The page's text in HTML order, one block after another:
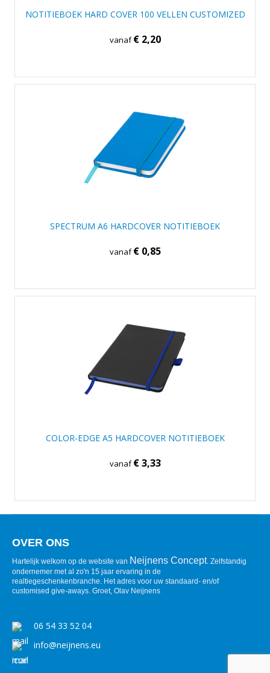
NOTITIEBOEK HARD COVER 100 VELLEN CUSTOMIZED
vanaf€ 2,20
SPECTRUM A6 HARDCOVER NOTITIEBOEK
vanaf€ 0,85
COLOR-EDGE A5 HARDCOVER NOTITIEBOEK
vanaf€ 3,33
OVER ONS
Hartelijk welkom op de website van Neijnens Concept. Zelfstandig
ondernemer met al zo'n 15 jaar ervaring in de
realtiegeschenkenbranche. Het adres voor uw standaard- en/of
customised give-aways. Groet, Olav Neijnens
06 54 33 52 04
info@neijnens.eu